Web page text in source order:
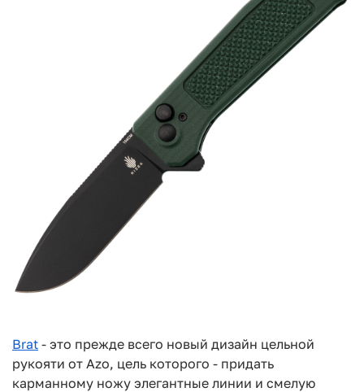
Brat - это прежде всего новый дизайн цельной
рукояти от Azo, цель которого - придать
карманному ножу элегантные линии и смелую